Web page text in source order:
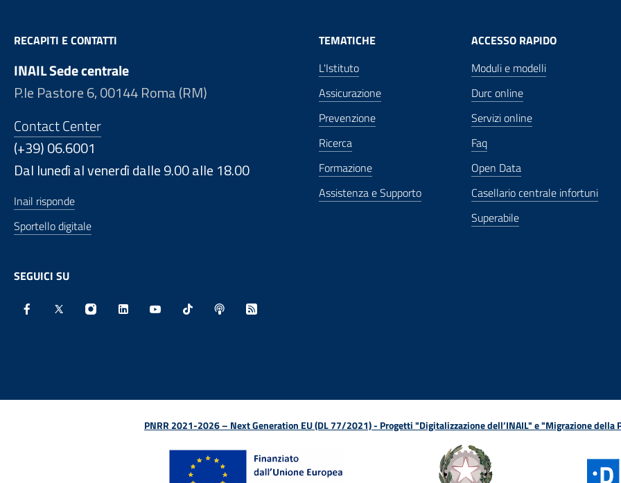
RECAPITI E CONTATTI
INAIL Sede centrale
P.le Pastore 6, 00144 Roma (RM)
Contact Center
(+39) 06.6001
Dal lunedì al venerdì dalle 9.00 alle 18.00
Inail risponde
Sportello digitale
SEGUICI SU
TEMATICHE
L'Istituto
Assicurazione
Prevenzione
Ricerca
Formazione
Assistenza e Supporto
ACCESSO RAPIDO
Moduli e modelli
Durc online
Servizi online
Faq
Open Data
Casellario centrale infortuni
Superabile
PNRR 2021-2026 – Next Generation EU (DL 77/2021) - Progetti "Digitalizzazione dell’INAIL" e "Migrazione della